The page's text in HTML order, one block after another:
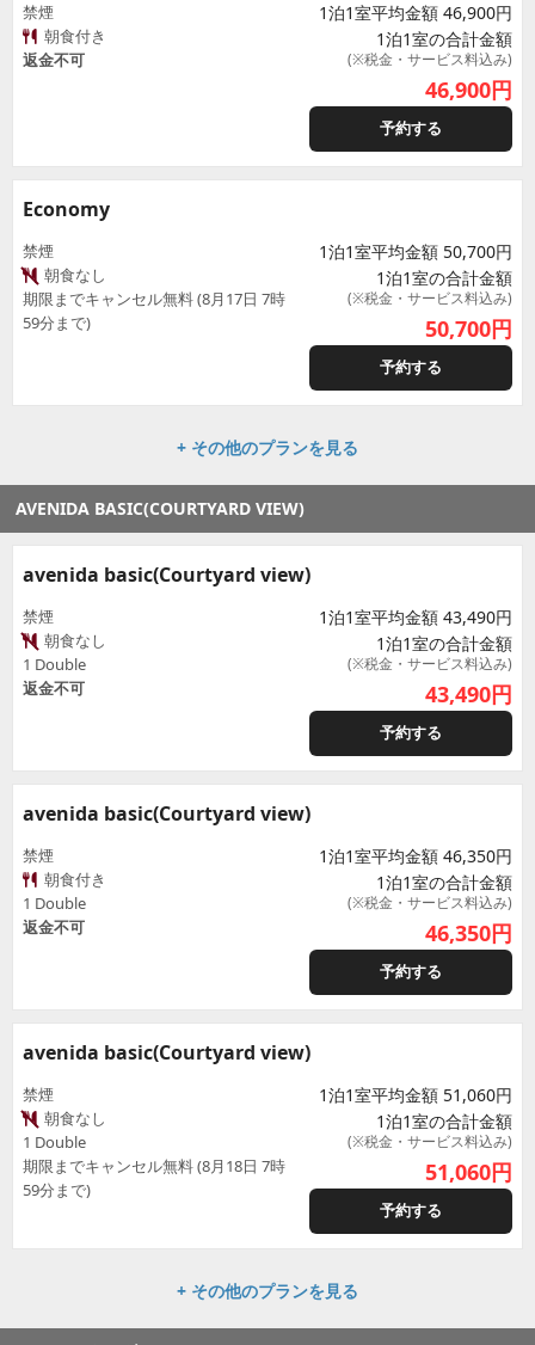
禁煙
朝食付き
返金不可
1泊1室平均金額 46,900円
1泊1室の合計金額
(※税金・サービス料込み)
46,900円
予約する
Economy
禁煙
朝食なし
期限までキャンセル無料 (8月17日 7時
59分まで)
1泊1室平均金額 50,700円
1泊1室の合計金額
(※税金・サービス料込み)
50,700円
予約する
+ その他のプランを見る
AVENIDA BASIC(COURTYARD VIEW)
avenida basic(Courtyard view)
禁煙
朝食なし
1 Double
返金不可
1泊1室平均金額 43,490円
1泊1室の合計金額
(※税金・サービス料込み)
43,490円
予約する
avenida basic(Courtyard view)
禁煙
朝食付き
1 Double
返金不可
1泊1室平均金額 46,350円
1泊1室の合計金額
(※税金・サービス料込み)
46,350円
予約する
avenida basic(Courtyard view)
禁煙
朝食なし
1 Double
期限までキャンセル無料 (8月18日 7時
59分まで)
1泊1室平均金額 51,060円
1泊1室の合計金額
(※税金・サービス料込み)
51,060円
予約する
+ その他のプランを見る